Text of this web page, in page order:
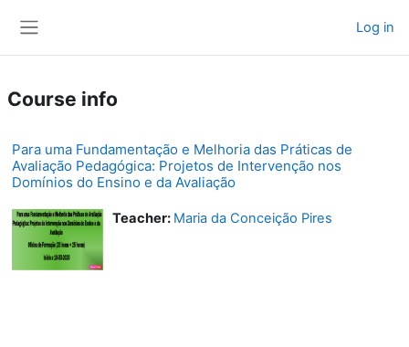
Log in
Course info
Para uma Fundamentação e Melhoria das Práticas de
Avaliação Pedagógica: Projetos de Intervenção nos
Domínios do Ensino e da Avaliação
Teacher: Maria da Conceição Pires